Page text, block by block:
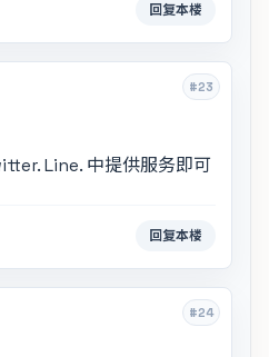
回复本楼
#23
Line. 中提供服务即可
回复本楼
#24